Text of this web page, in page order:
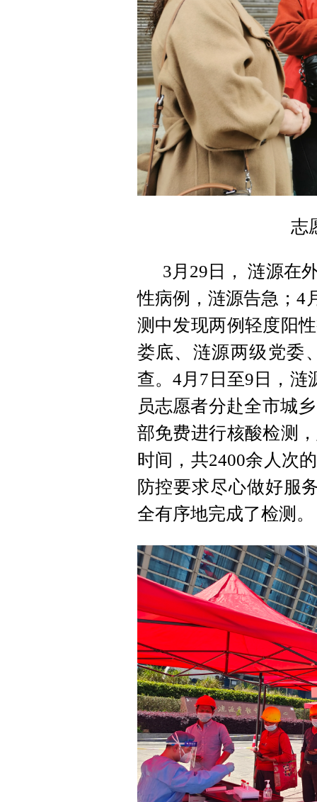
志
3月29日， 涟源在
性病例，涟源告急；4
测中发现两例轻度阳
娄底、涟源两级党委
查。4月7日至9日，涟
员志愿者分赴全市城
部免费进行核酸检测
时间，共2400余人次
防控要求尽心做好服
全有序地完成了检测。